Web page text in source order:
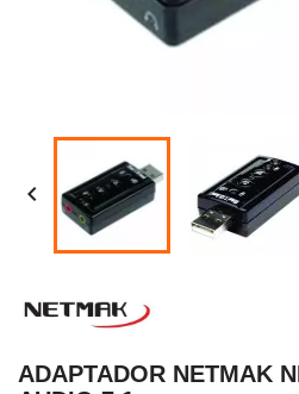

ADAPTADOR NETMAK